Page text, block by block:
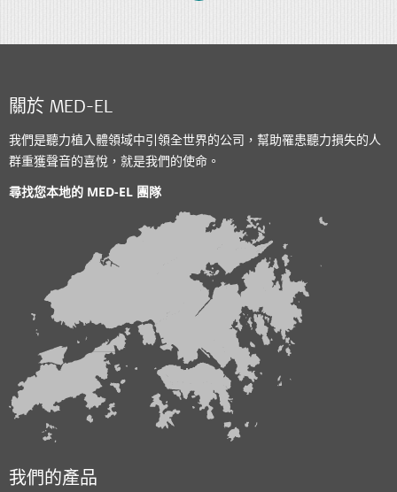
關於 MED-EL
我們是聽力植入體領域中引領全世界的公司，幫助罹患聽力損失的人
群重獲聲音的喜悅，就是我們的使命。
尋找您本地的 MED-EL 團隊
我們的產品